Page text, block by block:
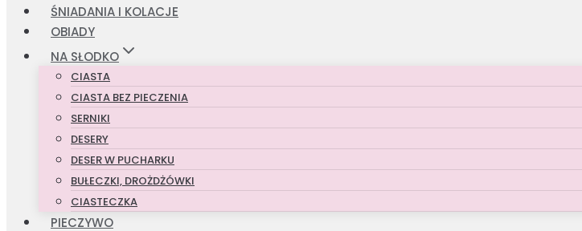
ŚNIADANIA I KOLACJE
OBIADY
NA SŁODKO
CIASTA
CIASTA BEZ PIECZENIA
SERNIKI
DESERY
DESER W PUCHARKU
BUŁECZKI, DROŻDŻÓWKI
CIASTECZKA
PIECZYWO